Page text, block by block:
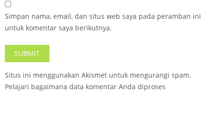
Simpan nama, email, dan situs web saya pada peramban ini
untuk komentar saya berikutnya.
Situs ini menggunakan Akismet untuk mengurangi spam.
Pelajari bagaimana data komentar Anda diproses